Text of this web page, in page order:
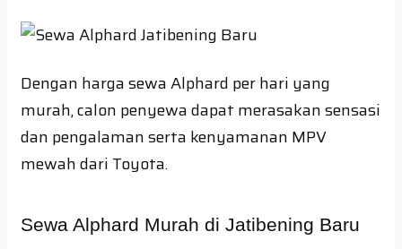
Dengan harga sewa Alphard per hari yang
murah, calon penyewa dapat merasakan sensasi
dan pengalaman serta kenyamanan MPV
mewah dari Toyota.
Sewa Alphard Murah di Jatibening Baru